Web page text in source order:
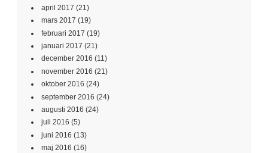
april 2017 (21)
mars 2017 (19)
februari 2017 (19)
januari 2017 (21)
december 2016 (11)
november 2016 (21)
oktober 2016 (24)
september 2016 (24)
augusti 2016 (24)
juli 2016 (5)
juni 2016 (13)
maj 2016 (16)